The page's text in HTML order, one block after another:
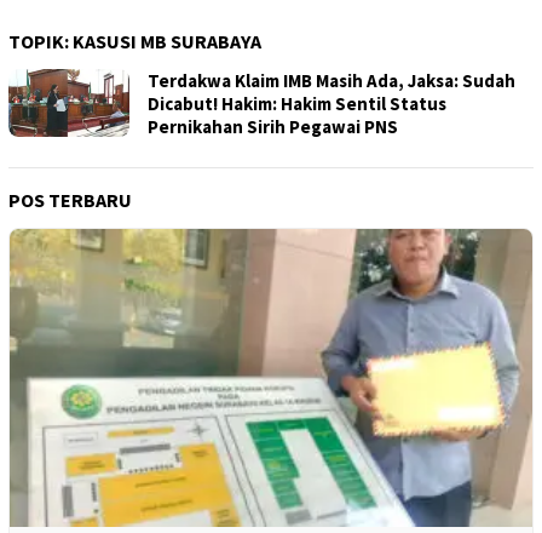
TOPIK: KASUSI MB SURABAYA
Terdakwa Klaim IMB Masih Ada, Jaksa: Sudah
Dicabut! Hakim: Hakim Sentil Status
Pernikahan Sirih Pegawai PNS
POS TERBARU